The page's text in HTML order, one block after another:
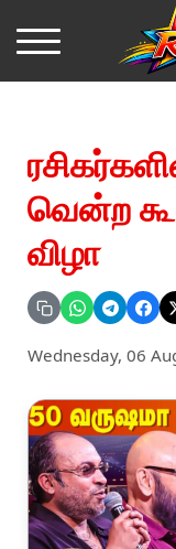
வென்ற
விழா
Wednesday, 06